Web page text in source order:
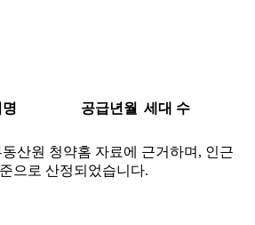
공급년월 세대 수
산원 청약홈 자료에 근거하며, 인근
으로 산정되었습니다.